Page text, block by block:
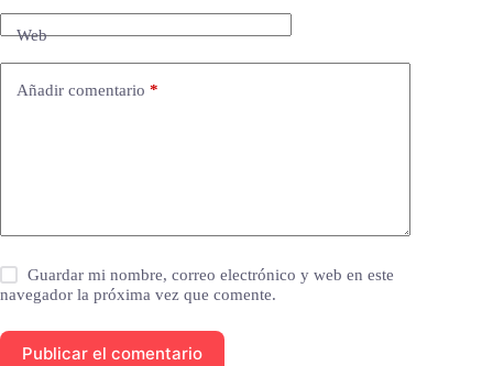
Web
Añadir comentario *
Guardar mi nombre, correo electrónico y web en este
navegador la próxima vez que comente.
Publicar el comentario